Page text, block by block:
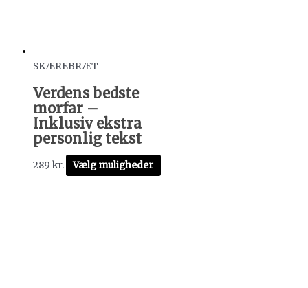
SKÆREBRÆT
Verdens bedste
morfar –
Inklusiv ekstra
personlig tekst
289 kr. Vælg muligheder